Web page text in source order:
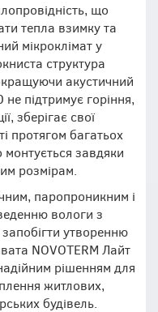
що
тепла взимку та
мікроклімат у
структура
акустичний
підтримує горіння,
зберігає свої
протягом багатьох
монтується завдяки
розмірам.
паропроникним і
вологи з
утворенню
NOVOTERM Лайт
рішенням для
житлових,
будівель.